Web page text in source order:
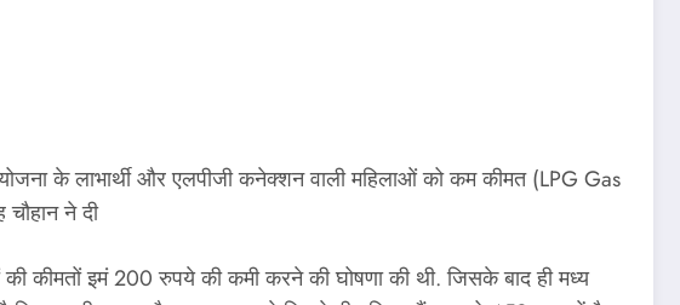
के लाभार्थी और एलपीजी कनेक्शन वाली महिलाओं को कम कीमत (LPG Gas
ने दी
कीमतों इमं 200 रुपये की कमी करने की घोषणा की थी. जिसके बाद ही मध्य